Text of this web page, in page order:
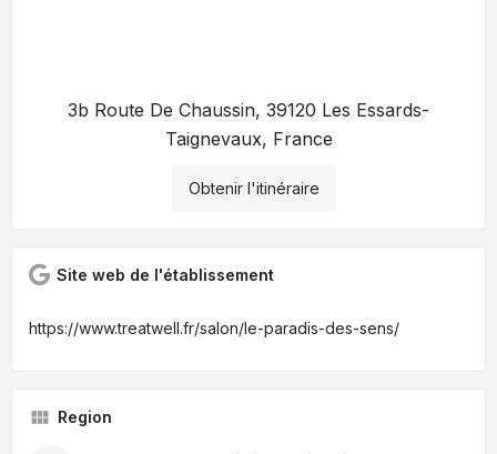
3b Route De Chaussin, 39120 Les Essards-
Taignevaux, France
Obtenir l'itinéraire
Site web de l'établissement
https://www.treatwell.fr/salon/le-paradis-des-sens/
Region